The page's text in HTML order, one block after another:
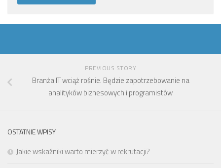
PREVIOUS STORY
Branża IT wciąż rośnie. Będzie zapotrzebowanie na
analityków biznesowych i programistów
OSTATNIE WPISY
Jakie wskaźniki warto mierzyć w rekrutacji?